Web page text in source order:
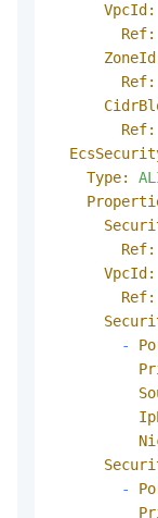
VpcId:
Ref:
Ref:
Ref:
Type:
Ref:
VpcId:
Ref:
-
-